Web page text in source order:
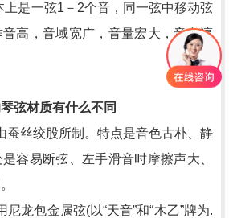
上是一弦1－2个音，同一弦中移动弦
高，音域宽广，音量宏大，音色淳
弦材质有什么不同
丝绞股所制。特点是音色古朴、静
容易断弦、左手滑音时摩擦声大、
龙包金属弦(以“天音”和“木乙”牌为.